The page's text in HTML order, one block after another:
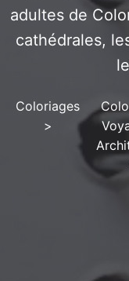
adultes de
cathédrales,
Coloriages
>